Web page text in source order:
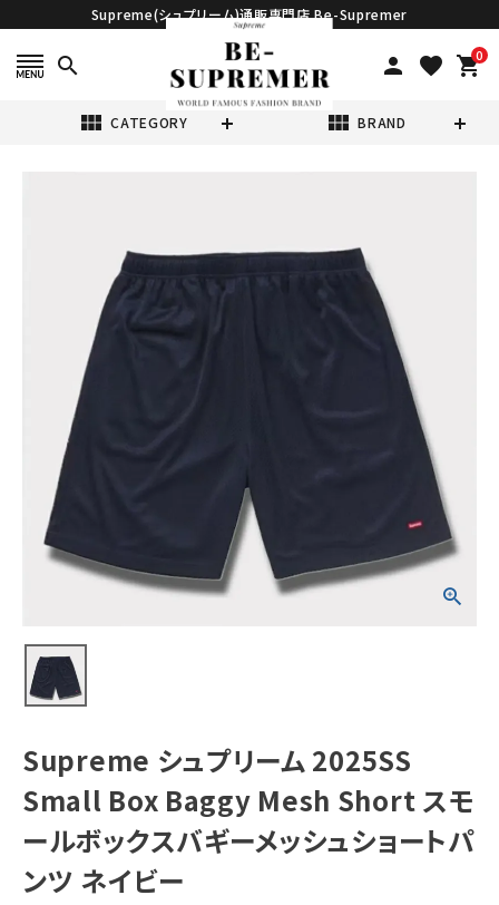
Supreme(シュプリーム)通販専門店 Be-Supremer
search person favorite 0
shopping_cart
view_module CATEGORY view_module BRAND
Supreme シュプ
リーム 2025SS
Small Box
Baggy Mesh
Short スモール
ボックスバギーメ
ッシュショートパン
ツ ネイビー
¥38,980
NEW ITEMS
Tシャツ・ロングスリーブ
パーカー・トレーナー
キャップ・ハット
ニット帽・ビーニー
バックパック・リュック
Supreme シュプリーム 2025SS
Small Box Baggy Mesh Short スモ
ールボックスバギーメッシュショートパ
ンツ ネイビー